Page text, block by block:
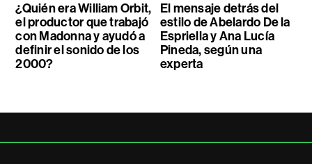
¿Quién era William Orbit,
el productor que trabajó
con Madonna y ayudó a
definir el sonido de los
2000?
El mensaje detrás del
estilo de Abelardo De la
Espriella y Ana Lucía
Pineda, según una
experta